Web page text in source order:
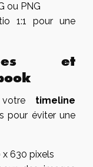
ou PNG
1:1 pour une
et
timeline
pour éviter une
630 pixels